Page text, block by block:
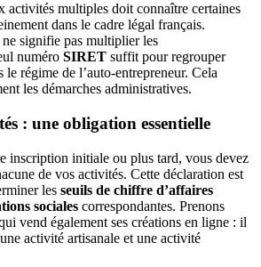
activités multiples doit connaître certaines
dans le cadre légal français.
signifie pas multiplier les
numéro SIRET suffit pour regrouper
le régime de l’auto-entrepreneur. Cela
les démarches administratives.
: une obligation essentielle
inscription initiale ou plus tard, vous devez
de vos activités. Cette déclaration est
les seuils de chiffre d’affaires
sociales correspondantes. Prenons
vend également ses créations en ligne : il
activité artisanale et une activité